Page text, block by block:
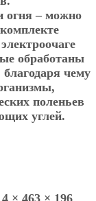
огня – можно
обработаны
чему
поленьев
углей.
× 463 × 196